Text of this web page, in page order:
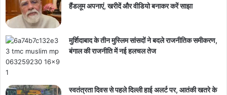
हैंडलूम अपनाएं, खरीदें और वीडियो बनाकर करें साझा
मुर्शिदाबाद के तीन मुस्लिम सांसदों ने बदले राजनीतिक समीकरण,
बंगाल की राजनीति में नई हलचल तेज
स्वतंत्रता दिवस से पहले दिल्ली हाई अलर्ट पर, आतंकी खतरे के